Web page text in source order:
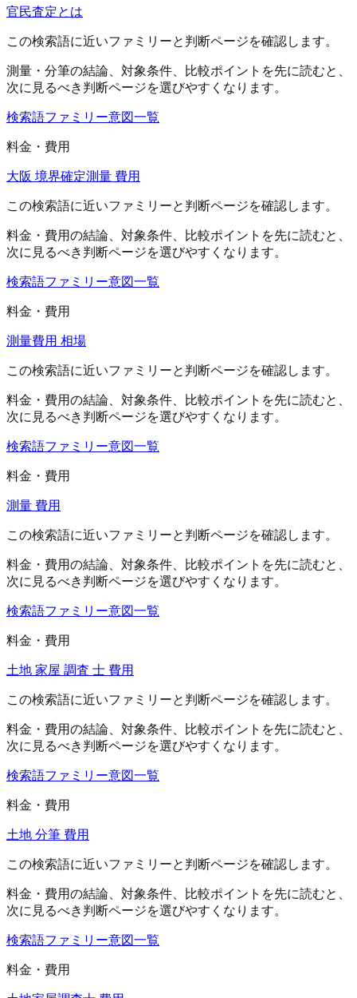
官民査定とは
この検索語に近いファミリーと判断ページを確認します。
測量・分筆の結論、対象条件、比較ポイントを先に読むと、
次に見るべき判断ページを選びやすくなります。
検索語ファミリー意図一覧
料金・費用
大阪 境界確定測量 費用
この検索語に近いファミリーと判断ページを確認します。
料金・費用の結論、対象条件、比較ポイントを先に読むと、
次に見るべき判断ページを選びやすくなります。
検索語ファミリー意図一覧
料金・費用
測量費用 相場
この検索語に近いファミリーと判断ページを確認します。
料金・費用の結論、対象条件、比較ポイントを先に読むと、
次に見るべき判断ページを選びやすくなります。
検索語ファミリー意図一覧
料金・費用
測量 費用
この検索語に近いファミリーと判断ページを確認します。
料金・費用の結論、対象条件、比較ポイントを先に読むと、
次に見るべき判断ページを選びやすくなります。
検索語ファミリー意図一覧
料金・費用
土地 家屋 調査 士 費用
この検索語に近いファミリーと判断ページを確認します。
料金・費用の結論、対象条件、比較ポイントを先に読むと、
次に見るべき判断ページを選びやすくなります。
検索語ファミリー意図一覧
料金・費用
土地 分筆 費用
この検索語に近いファミリーと判断ページを確認します。
料金・費用の結論、対象条件、比較ポイントを先に読むと、
次に見るべき判断ページを選びやすくなります。
検索語ファミリー意図一覧
料金・費用